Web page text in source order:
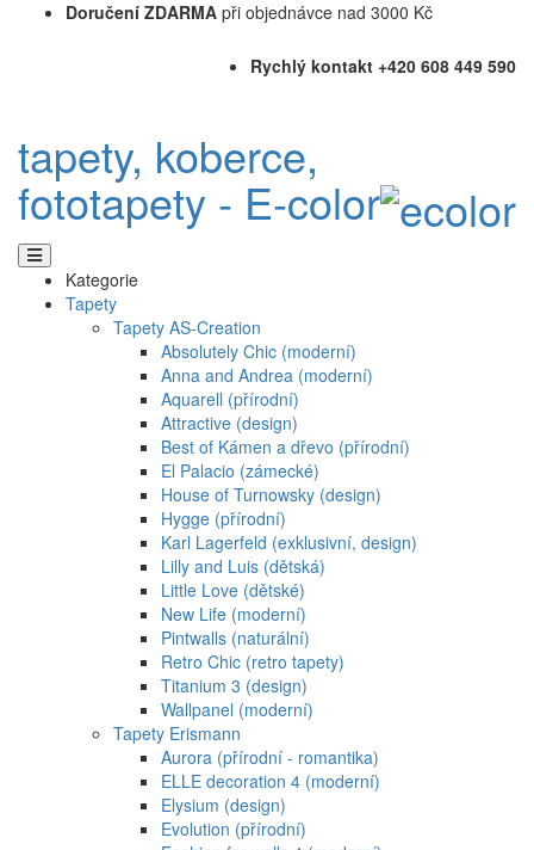
Doručení ZDARMA při objednávce nad 3000 Kč
Rychlý kontakt +420 608 449 590
tapety, koberce,
fototapety - E-color
Kategorie
Tapety
Tapety AS-Creation
Absolutely Chic (moderní)
Anna and Andrea (moderní)
Aquarell (přírodní)
Attractive (design)
Best of Kámen a dřevo (přírodní)
El Palacio (zámecké)
House of Turnowsky (design)
Hygge (přírodní)
Karl Lagerfeld (exklusivní, design)
Lilly and Luis (dětská)
Little Love (dětské)
New Life (moderní)
Pintwalls (naturální)
Retro Chic (retro tapety)
Titanium 3 (design)
Wallpanel (moderní)
Tapety Erismann
Aurora (přírodní - romantika)
ELLE decoration 4 (moderní)
Elysium (design)
Evolution (přírodní)